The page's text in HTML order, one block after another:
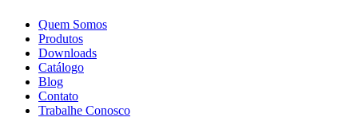
Quem Somos
Produtos
Downloads
Catálogo
Blog
Contato
Trabalhe Conosco